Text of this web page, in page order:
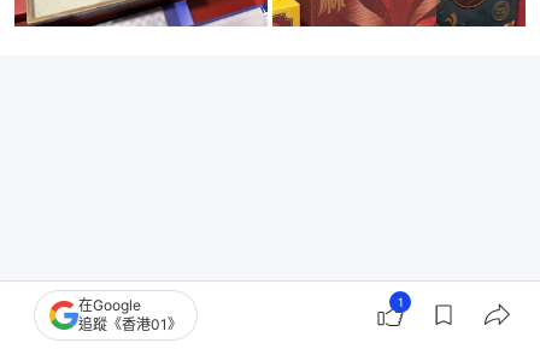
在Google
追蹤《香港01》
1